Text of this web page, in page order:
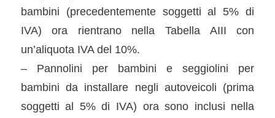
bambini (precedentemente soggetti al 5% di
IVA) ora rientrano nella Tabella AIII con
un’aliquota IVA del 10%.
– Pannolini per bambini e seggiolini per
bambini da installare negli autoveicoli (prima
soggetti al 5% di IVA) ora sono inclusi nella